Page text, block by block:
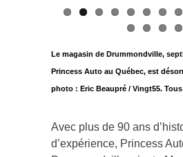
Le magasin de Drummondville,
Princess Auto au Québec, est
photo : Eric Beaupré / Vingt55. Tous
Avec plus de 90 ans
d’expérience, Princess